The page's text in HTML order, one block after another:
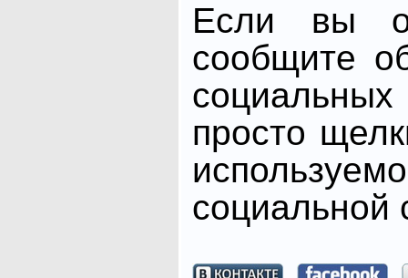
Если вы
сообщите
просто
социальной